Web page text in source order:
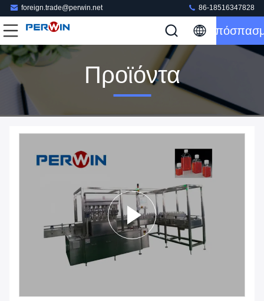
foreign.trade@perwin.net 86-18516347828
Προϊόντα